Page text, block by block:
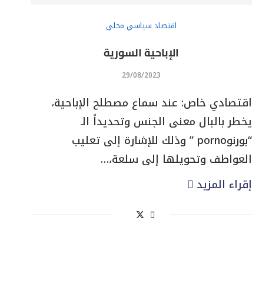
اقتصاد سياسي محلي
الإباحية السورية
29/08/2023
اقتصادي خاص: عند سماع مصطلح الإباحية،
يخطر بالبال معنى الجنس وتحديداً الـ
“بورنوporno ” وذلك للإشارة إلى تعليب
العواطف وتحويلها إلى سلعة،…
إقراء المزيد